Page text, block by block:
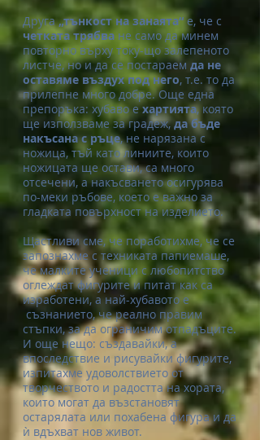
Друга„тънкост на занаята“ е, че с
четката трябва не само да минем
повторно върху току-що залепеното
листче, но и да се постараем да не
оставяме въздух под него, т.е. то да
прилепне много добре. Още една
препоръка: хубаво ехартията, която
ще използваме за градеж,да бъде
накъсана с ръце, не нарязана с
ножица, тъй като линиите, които
ножицата ще остави, са много
отсечени, а накъсването осигурява
по-меки ръбове, което е важно за
гладката повърхност на изделието.
Щастливи сме, че поработихме, че се
запознахме с техниката папиемаше,
че малките ученици с любопитство
оглеждат фигурите и питат как са
изработени, а най-хубавото е
съзнанието, че реално правим
стъпки, за да ограничим отпадъците.
И още нещо: създавайки, а
впоследствие и рисувайки фигурите,
изпитахме удоволствието от
творчеството и радостта на хората,
които могат да възстановят
остарялата или похабена фигура и да
ѝ вдъхват нов живот.